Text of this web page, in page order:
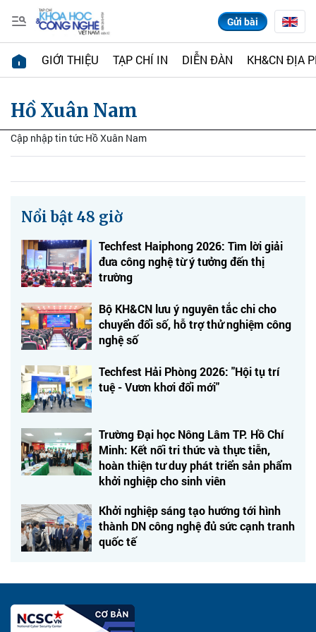
Gửi bài
GIỚI THIỆU TẠP CHÍ IN DIỄN ĐÀN KH&CN ĐỊA
Hồ Xuân Nam
Cập nhập tin tức Hồ Xuân Nam
Nổi bật 48 giờ
Techfest Haiphong 2026: Tìm lời giải
đưa công nghệ từ ý tưởng đến thị
trường
Bộ KH&CN lưu ý nguyên tắc chi cho
chuyển đổi số, hỗ trợ thử nghiệm công
nghệ số
Techfest Hải Phòng 2026: "Hội tụ trí
tuệ - Vươn khơi đổi mới"
Trường Đại học Nông Lâm TP. Hồ Chí
Minh: Kết nối tri thức và thực tiễn,
hoàn thiện tư duy phát triển sản phẩm
khởi nghiệp cho sinh viên
Khởi nghiệp sáng tạo hướng tới hình
thành DN công nghệ đủ sức cạnh tranh
quốc tế